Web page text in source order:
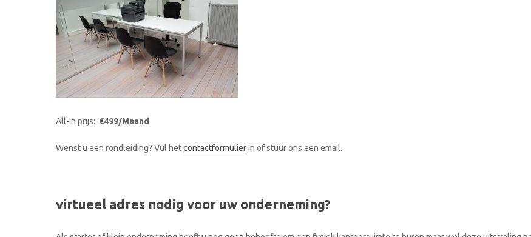
All-in prijs: €499/Maand
Wenst u een rondleiding? Vul hetcontactformulierin of stuur ons een email.
virtueel adres nodig voor uw onderneming?